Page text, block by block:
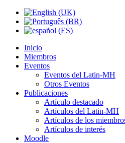
Inicio
Miembros
Eventos
Eventos del Latin-MH
Otros Eventos
Publicaciones
Artículo destacado
Artículos del Latin-MH
Artículos de los
Artículos de interés
Moodle